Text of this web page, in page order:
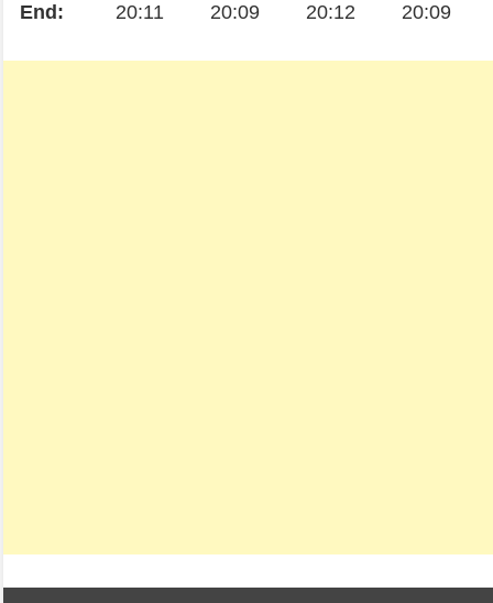
End:
20:11
20:09
20:12
20:09